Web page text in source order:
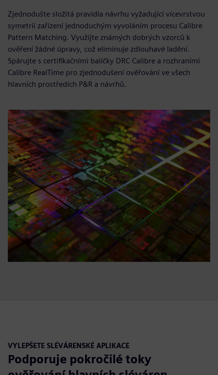
Zjednodušte složitá pravidla návrhu vyžadující vícevrstvou
symetrii zařízení jednoduchým vyvoláním procesu Calibre
Pattern Matching. Využijte známých dobrých vzorců k
ověření žádné úpravy, což eliminuje zdlouhavé ladění.
Spárujte s certifikačními balíčky DRC Calibre a rozhraními
Calibre RealTime pro zjednodušení ověřování ve všech
hlavních prostředích P&R a návrhů.
VYLEPŠETE SLÉVÁRENSKÉ APLIKACE
Podporuje pokročilé toky